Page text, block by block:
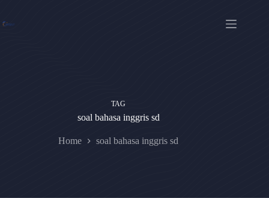
content
TAG
soal bahasa inggris sd
Home soal bahasa inggris sd